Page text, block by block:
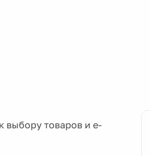
выбору товаров и e-